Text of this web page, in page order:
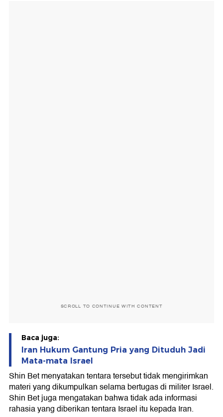
SCROLL TO CONTINUE WITH CONTENT
Baca juga:
Iran Hukum Gantung Pria yang Dituduh Jadi
Mata-mata Israel
Shin Bet menyatakan tentara tersebut tidak mengirimkan
materi yang dikumpulkan selama bertugas di militer Israel.
Shin Bet juga mengatakan bahwa tidak ada informasi
rahasia yang diberikan tentara Israel itu kepada Iran.